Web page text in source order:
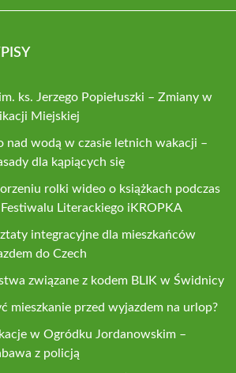
ks. Jerzego Popiełuszki – Zmiany w
Miejskiej
nad wodą w czasie letnich wakacji –
dla kąpiących się
rolki wideo o książkach podczas
Festiwalu Literackiego iKROPKA
integracyjne dla mieszkańców
do Czech
związane z kodem BLIK w Świdnicy
mieszkanie przed wyjazdem na urlop?
w Ogródku Jordanowskim –
z policją